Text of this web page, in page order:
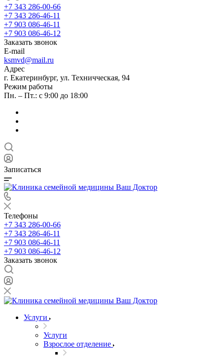
+7 343 286-00-66
+7 343 286-46-11
+7 903 086-46-11
+7 903 086-46-12
Заказать звонок
E-mail
ksmvd@mail.ru
Адрес
г. Екатеринбург, ул. Техничческая, 94
Режим работы
Пн. – Пт.: с 9:00 до 18:00
Записаться
Телефоны
+7 343 286-00-66
+7 343 286-46-11
+7 903 086-46-11
+7 903 086-46-12
Заказать звонок
Услуги
Услуги
Взрослое отделение